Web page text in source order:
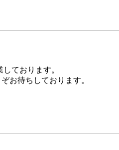
ております。
お待ちしております。